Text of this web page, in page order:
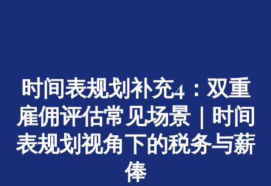
时间表规划补充4：双重
雇佣评估常见场景｜时间
表规划视角下的税务与薪
俸